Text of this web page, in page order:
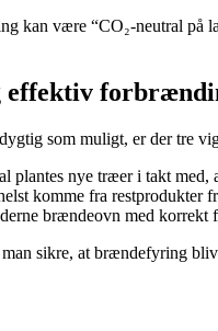
kan være “CO₂-neutral på
effektiv
som muligt, er der tre
plantes nye træer i takt med,
komme fra restprodukter
brændeovn med korrekt
sikre, at brændefyring